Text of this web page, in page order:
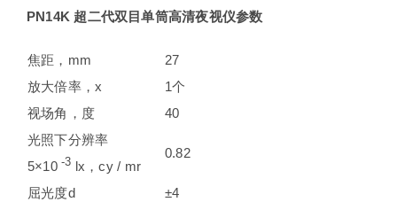
PN14K 超二代双目单筒高清夜视仪参数
焦距，mm
27
放大倍率，x
1个
视场角，度
40
光照下分辨率
5×10-3 lx，cy / mr
0.82
屈光度d
±4